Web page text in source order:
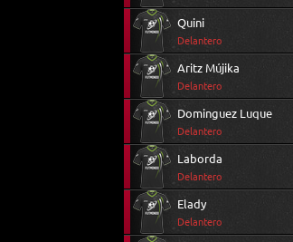
Quini
Delantero
Aritz Mújika
Delantero
Dominguez Luque
Delantero
Laborda
Delantero
Elady
Delantero